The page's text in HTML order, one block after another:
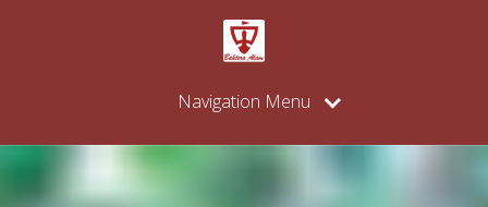
Navigation Menu